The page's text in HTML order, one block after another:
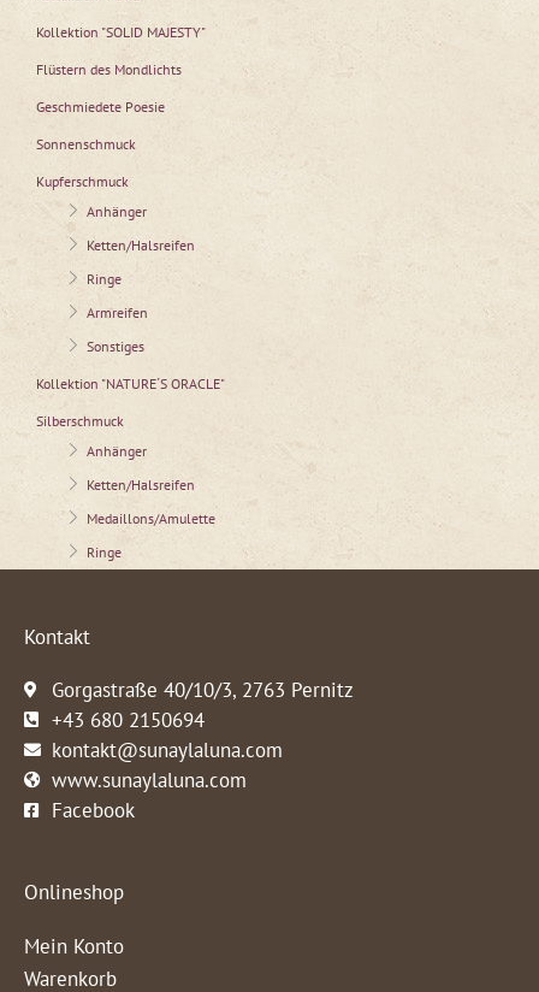
Kollektion "SOLID MAJESTY"
Flüstern des Mondlichts
Geschmiedete Poesie
Sonnenschmuck
Kupferschmuck
Anhänger
Ketten/Halsreifen
Ringe
Armreifen
Sonstiges
Kollektion "NATURE´S ORACLE"
Silberschmuck
Anhänger
Ketten/Halsreifen
Medaillons/Amulette
Ringe
Kontakt
Gorgastraße 40/10/3, 2763 Pernitz
+43 680 2150694
kontakt@sunaylaluna.com
www.sunaylaluna.com
Facebook
Onlineshop
Mein Konto
Warenkorb